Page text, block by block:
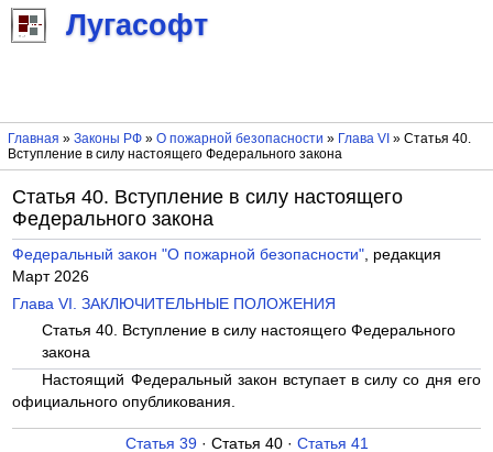
Лугасофт
Главная » Законы РФ» О пожарной безопасности » Глава VI » Статья 40.
Вступление в силу настоящего Федерального закона
Статья 40. Вступление в силу настоящего
Федерального закона
Федеральный закон "О пожарной безопасности", редакция
Март 2026
Глава VI. ЗАКЛЮЧИТЕЛЬНЫЕ ПОЛОЖЕНИЯ
Статья 40. Вступление в силу настоящего Федерального
закона
Настоящий Федеральный закон вступает в силу со дня его
официального опубликования.
Статья 39· Статья 40 · Статья 41